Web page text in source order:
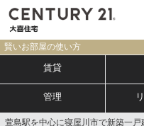
賢いお部屋の使い方
賃貸
管理
萱島駅を中心に寝屋川市で新築一